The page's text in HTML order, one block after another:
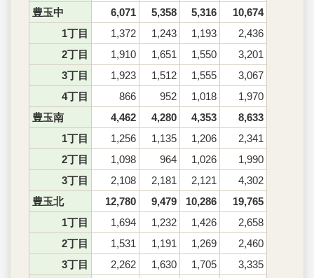
豊玉中
6,071 5,358 5,316
10,674
1丁目
1,372 1,243 1,193
2,436
2丁目
1,910 1,651 1,550
3,201
3丁目
1,923 1,512 1,555
3,067
4丁目
866 952 1,018
1,970
豊玉南
4,462 4,280 4,353
8,633
1丁目
1,256 1,135 1,206
2,341
2丁目
1,098 964 1,026
1,990
3丁目
2,108 2,181 2,121
4,302
豊玉北
12,780 9,479 10,286
19,765
1丁目
1,694 1,232 1,426
2,658
2丁目
1,531 1,191 1,269
2,460
3丁目
2,262 1,630 1,705
3,335